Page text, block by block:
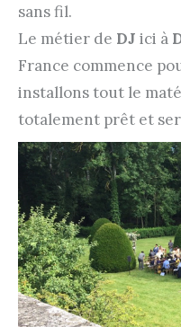
sans fil.
Le métier de DJ ici à
France commence
installons tout le
totalement prêt et